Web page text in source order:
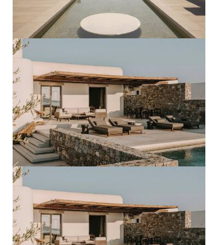
PRO ZVĚTŠENÍ KLIKNI
PRO ZVĚTŠENÍ KLIKNI